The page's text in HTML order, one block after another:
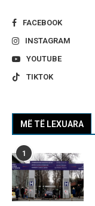
FACEBOOK
INSTAGRAM
YOUTUBE
TIKTOK
MË TË LEXUARA
1